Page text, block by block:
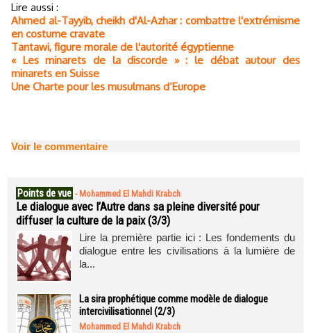
Lire aussi :
Ahmed al-Tayyib, cheikh d'Al-Azhar : combattre l'extrémisme
en costume cravate
Tantawi, figure morale de l'autorité égyptienne
« Les minarets de la discorde » : le débat autour des
minarets en Suisse
Une Charte pour les musulmans d’Europe
Voir le commentaire
Points de vue - Mohammed El Mahdi Krabch
Le dialogue avec l’Autre dans sa pleine diversité pour
diffuser la culture de la paix (3/3)
Lire la première partie ici : Les fondements du
dialogue entre les civilisations à la lumière de
la...
La sira prophétique comme modèle de dialogue
intercivilisationnel (2/3)
Mohammed El Mahdi Krabch